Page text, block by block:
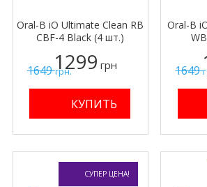
1649грн.
Oral-B iO Ultimate Clean RB
CBF-4 Black (4 шт.)
1299 грн 1649
Oral-B
СУПЕР ЦЕНА!